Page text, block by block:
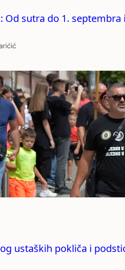
Od sutra do 1.
ustaških pokliča i